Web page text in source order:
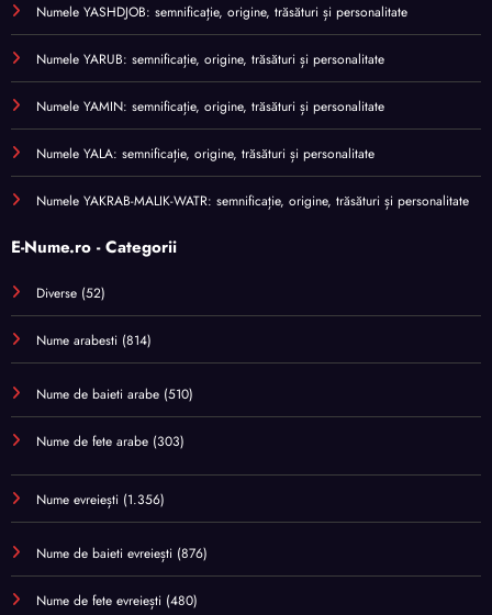
Numele YASHDJOB: semnificație, origine, trăsături și personalitate
Numele YARUB: semnificație, origine, trăsături și personalitate
Numele YAMIN: semnificație, origine, trăsături și personalitate
Numele YALA: semnificație, origine, trăsături și personalitate
Numele YAKRAB-MALIK-WATR: semnificație, origine, trăsături și personalitate
E-Nume.ro - Categorii
Diverse (52)
Nume arabesti (814)
Nume de baieti arabe (510)
Nume de fete arabe (303)
Nume evreiești (1.356)
Nume de baieti evreiești (876)
Nume de fete evreiești (480)